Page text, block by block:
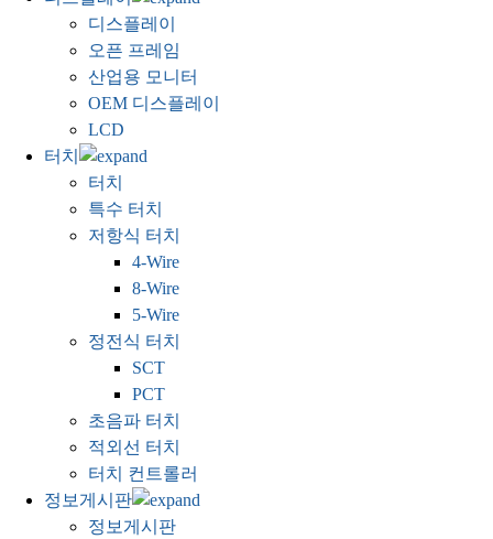
디스플레이
오픈 프레임
산업용 모니터
OEM 디스플레이
LCD
터치
터치
특수 터치
저항식 터치
4-Wire
8-Wire
5-Wire
정전식 터치
SCT
PCT
초음파 터치
적외선 터치
터치 컨트롤러
정보게시판
정보게시판